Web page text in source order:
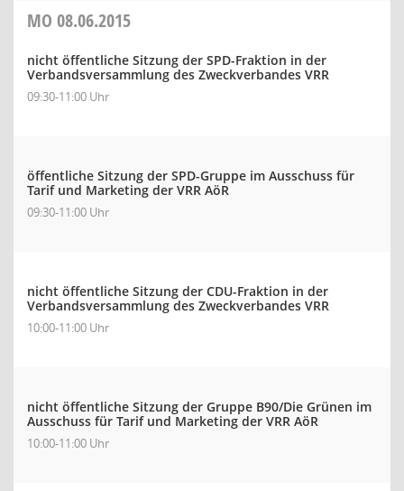
MO 08.06.2015
nicht öffentliche Sitzung der SPD-Fraktion in der
Verbandsversammlung des Zweckverbandes VRR
09:30-11:00 Uhr
öffentliche Sitzung der SPD-Gruppe im Ausschuss für
Tarif und Marketing der VRR AöR
09:30-11:00 Uhr
nicht öffentliche Sitzung der CDU-Fraktion in der
Verbandsversammlung des Zweckverbandes VRR
10:00-11:00 Uhr
nicht öffentliche Sitzung der Gruppe B90/Die Grünen im
Ausschuss für Tarif und Marketing der VRR AöR
10:00-11:00 Uhr